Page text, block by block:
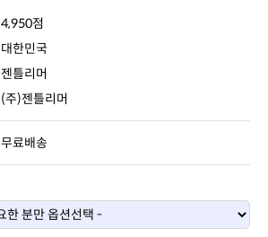
4,950점
대한민국
젠틀리머
(주)젠틀리머
무료배송